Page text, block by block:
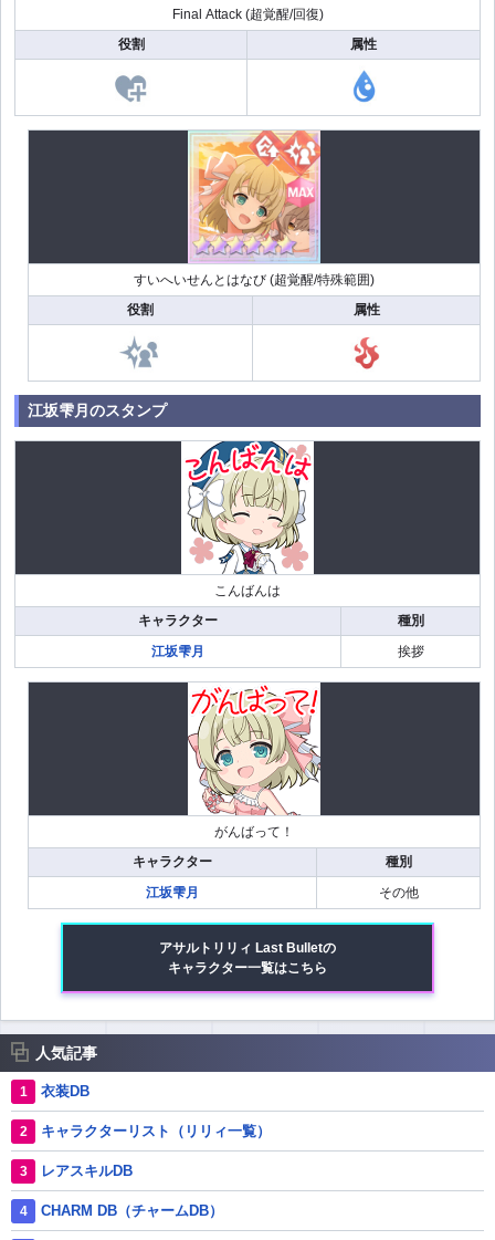
Final Attack (超覚醒/回復)
役割
属性
すいへいせんとはなび (超覚醒/特殊範囲)
役割
属性
江坂雫月のスタンプ
こんばんは
キャラクター
種別
江坂雫月
挨拶
がんばって！
キャラクター
種別
江坂雫月
その他
アサルトリリィ Last Bulletの
キャラクター一覧はこちら
人気記事
衣装DB
キャラクターリスト（リリィ一覧）
レアスキルDB
CHARM DB（チャームDB）